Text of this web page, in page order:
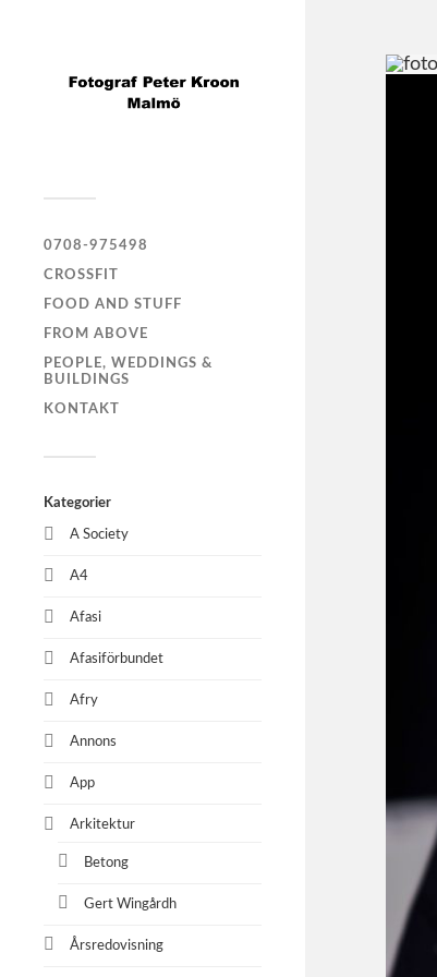
0708-975498
CROSSFIT
FOOD AND STUFF
FROM ABOVE
PEOPLE, WEDDINGS &
BUILDINGS
KONTAKT
Kategorier
A Society
A4
Afasi
Afasiförbundet
Afry
Annons
App
Arkitektur
Betong
Gert Wingårdh
Årsredovisning